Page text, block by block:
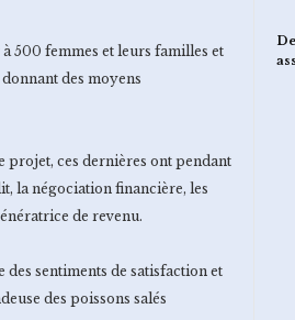
500 femmes et leurs familles et
des moyens
projet, ces dernières ont pendant
la négociation financière, les
de revenu.
des sentiments de satisfaction et
des poissons salés